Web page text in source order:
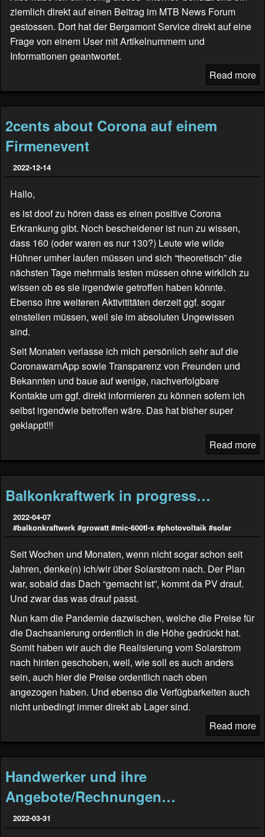
ziemlich direkt auf einen Beitrag im MTB News Forum
gestossen. Dort hat der Bergamont Service direkt auf eine
Frage von einem User mit Artikelnummern und
Informationen geantwortet.
Read more
2cents about Corona auf einem
Firmenevent
2022-12-14
Hallo,
es ist doof zu hören dass es einen positive Corona
Erkrankung gibt. Noch bescheidener ist nun zu wissen,
dass 160 (oder waren es nur 130?) Leute wie wilde
Hühner umher laufen müssen und sich “theoretisch” die
nächsten Tage mehrmals testen müssen ohne wirklich zu
wissen ob es sie irgendwie getroffen haben könnte.
Ebenso ihre weiteren Aktivititäten derzeit ggf. sogar
einstellen müssen, weil sie im absoluten Ungewissen
sind.
Seit Monaten verlasse ich mich persönlich sehr auf die
CoronawarnApp sowie Transparenz von Freunden und
Bekannten und baue auf wenige, nachverfolgbare
Kontakte um ggf. direkt informieren zu können sofern ich
selbst irgendwie betroffen wäre. Das hat bisher super
geklappt!!!
Read more
Balkonkraftwerk in progress…
2022-04-07
#balkonkraftwerk #growatt #mic-600tl-x #photovoltaik #solar
Seit Wochen und Monaten, wenn nicht sogar schon seit
Jahren, denke(n) ich/wir über Solarstrom nach. Der Plan
war, sobald das Dach “gemacht ist”, kommt da PV drauf.
Und zwar das was drauf passt.
Nun kam die Pandemie dazwischen, welche die Preise für
die Dachsanierung ordentlich in die Höhe gedrückt hat.
Somit haben wir auch die Realisierung vom Solarstrom
nach hinten geschoben, weil, wie soll es auch anders
sein, auch hier die Preise ordentlich nach oben
angezogen haben. Und ebenso die Verfügbarkeiten auch
nicht unbedingt immer direkt ab Lager sind.
Read more
Handwerker und ihre
Angebote/Rechnungen…
2022-03-31